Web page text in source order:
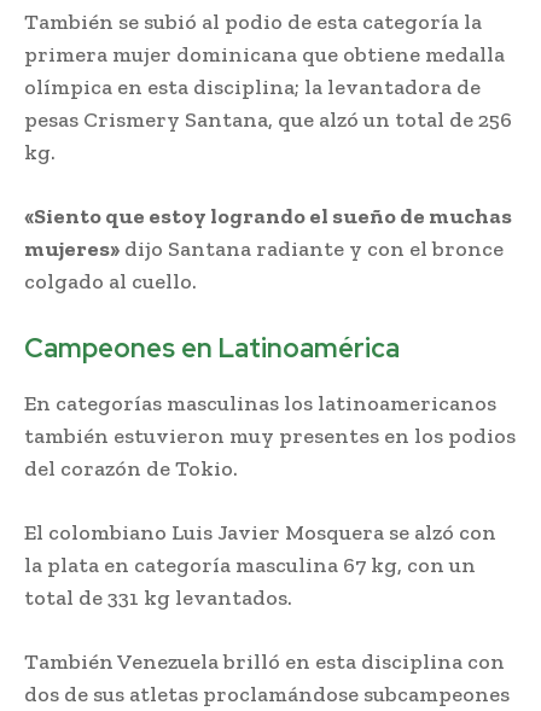
También se subió al podio de esta categoría la
primera mujer dominicana que obtiene medalla
olímpica en esta disciplina; la levantadora de
pesas Crismery Santana, que alzó un total de 256
kg.
«Siento que estoy logrando el sueño de muchas
mujeres» dijo Santana radiante y con el bronce
colgado al cuello.
Campeones en Latinoamérica
En categorías masculinas los latinoamericanos
también estuvieron muy presentes en los podios
del corazón de Tokio.
El colombiano Luis Javier Mosquera se alzó con
la plata en categoría masculina 67 kg, con un
total de 331 kg levantados.
También Venezuela brilló en esta disciplina con
dos de sus atletas proclamándose subcampeones